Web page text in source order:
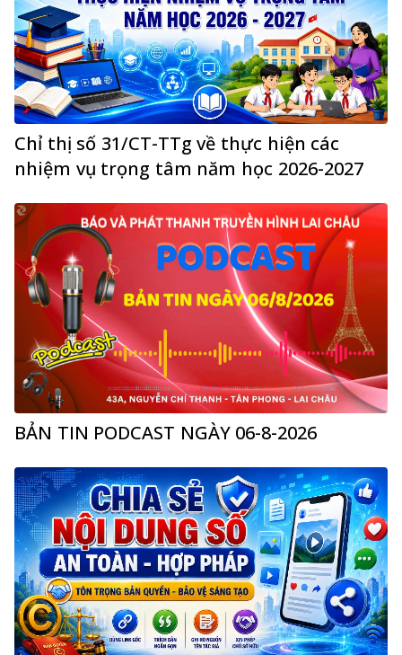
Chỉ thị số 31/CT-TTg về thực hiện các
nhiệm vụ trọng tâm năm học 2026-2027
BẢN TIN PODCAST NGÀY 06-8-2026